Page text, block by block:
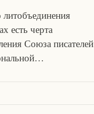
есть черта
Союза писателей